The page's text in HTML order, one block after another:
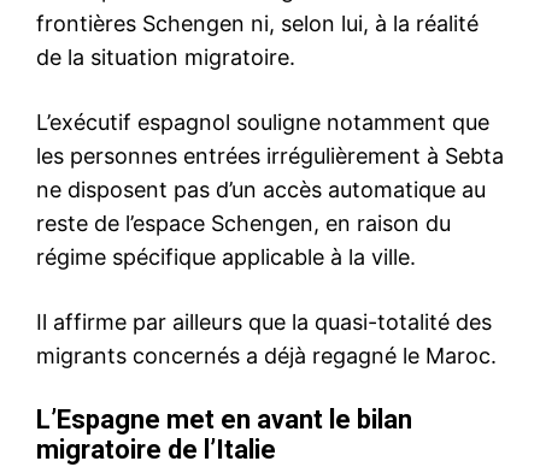
le1.ma
l'intelligence de
l'information